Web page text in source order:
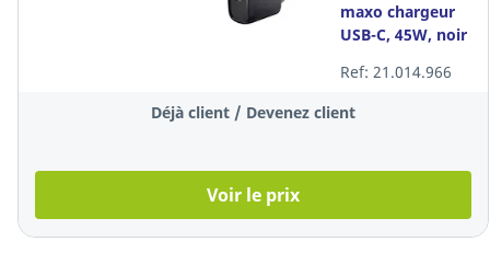
maxo chargeur
USB-C, 45W, noir
Ref: 21.014.966
Déjà client / Devenez client
Voir le prix